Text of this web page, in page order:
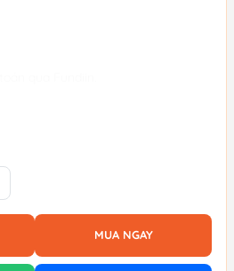
MUA NGAY